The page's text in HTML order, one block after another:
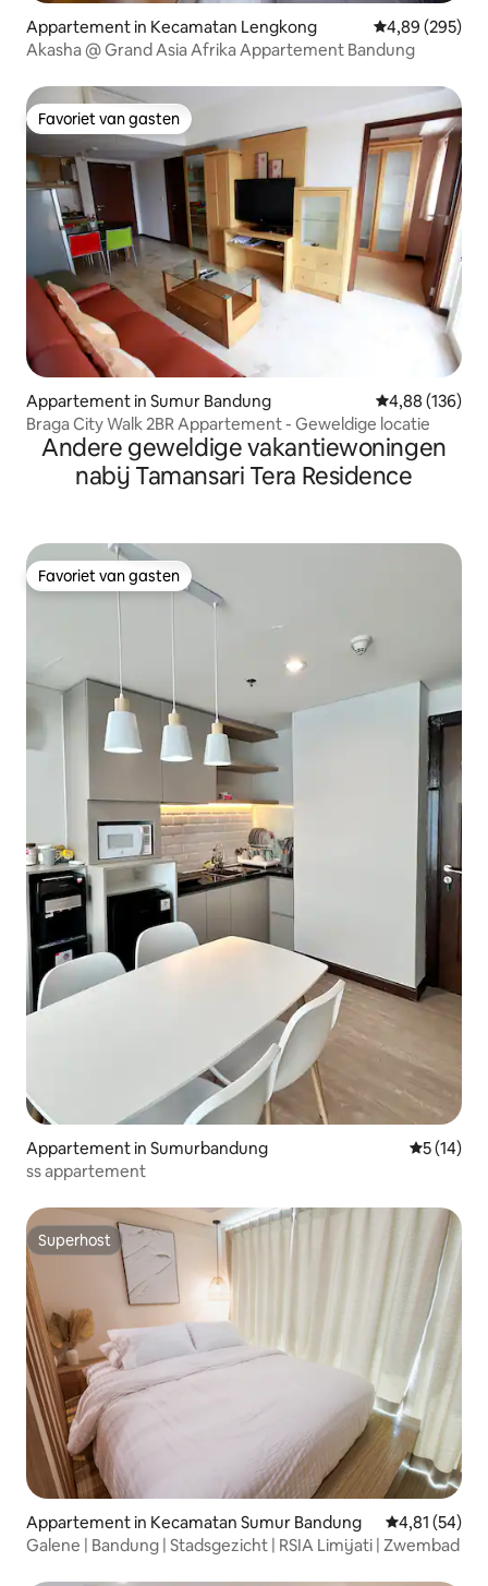
Appartement in Kecamatan Lengkong Gemiddelde
4,89 (295)
Akasha @ Grand Asia Afrika Appartement Bandung
Favoriet van gasten
Favoriet van gasten
Appartement in Sumur Bandung Gemiddelde
4,88 (136)
Braga City Walk 2BR Appartement - Geweldige locatie
Andere geweldige vakantiewoningen
nabij Tamansari Tera Residence
Favoriet van gasten
Favoriet van gasten
Appartement in Sumurbandung
5 (14)
ss appartement
Superhost
Superhost
Appartement in Kecamatan Sumur Bandung Gemiddelde
4,81 (54)
Galene | Bandung | Stadsgezicht | RSIA Limijati | Zwembad